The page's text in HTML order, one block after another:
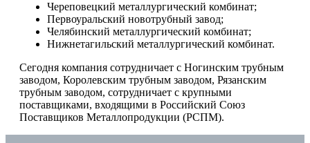
Череповецкий металлургический комбинат;
Первоуральский новотрубный завод;
Челябинский металлургический комбинат;
Нижнетагильский металлургический комбинат.
Сегодня компания сотрудничает с Ногинским трубным
заводом, Королевским трубным заводом, Рязанским
трубным заводом, сотрудничает с крупными
поставщиками, входящими в Российский Союз
Поставщиков Металлопродукции (РСПМ).